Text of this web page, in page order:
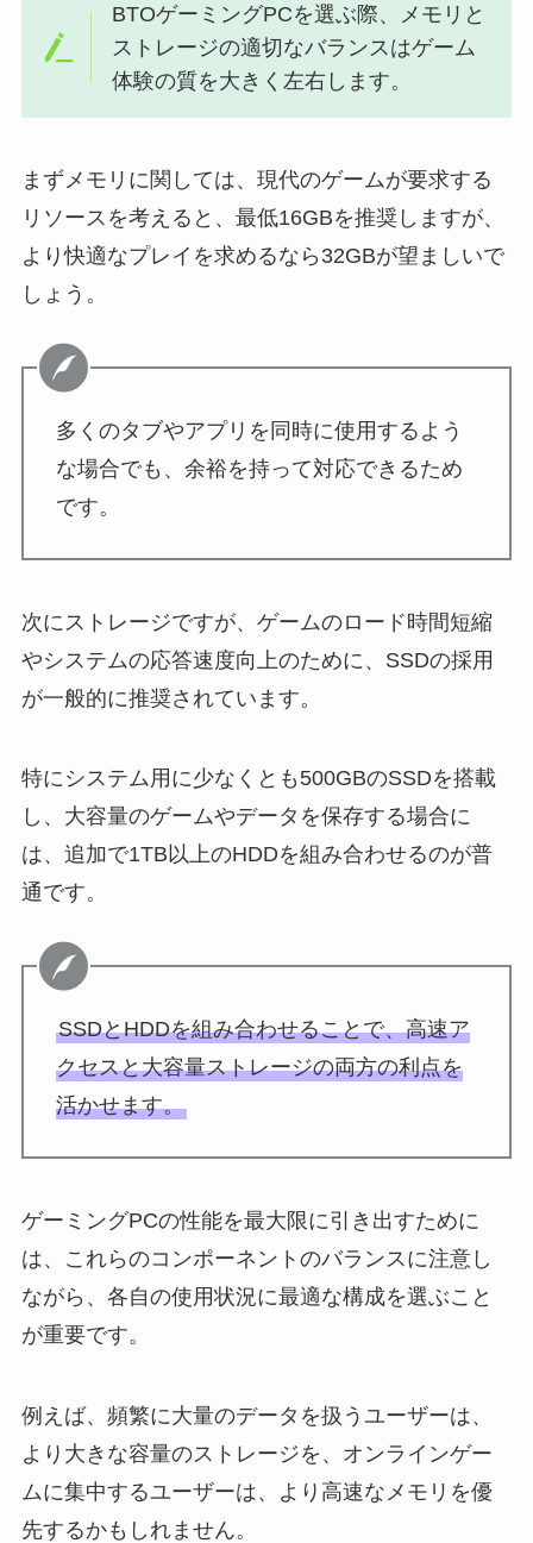
BTOゲーミングPCを選ぶ際、メモリと
ストレージの適切なバランスはゲーム
体験の質を大きく左右します。
まずメモリに関しては、現代のゲームが要求する
リソースを考えると、最低16GBを推奨しますが、
より快適なプレイを求めるなら32GBが望ましいで
しょう。
多くのタブやアプリを同時に使用するよう
な場合でも、余裕を持って対応できるため
です。
次にストレージですが、ゲームのロード時間短縮
やシステムの応答速度向上のために、SSDの採用
が一般的に推奨されています。
特にシステム用に少なくとも500GBのSSDを搭載
し、大容量のゲームやデータを保存する場合に
は、追加で1TB以上のHDDを組み合わせるのが普
通です。
SSDとHDDを組み合わせることで、高速ア
クセスと大容量ストレージの両方の利点を
活かせます。
ゲーミングPCの性能を最大限に引き出すために
は、これらのコンポーネントのバランスに注意し
ながら、各自の使用状況に最適な構成を選ぶこと
が重要です。
例えば、頻繁に大量のデータを扱うユーザーは、
より大きな容量のストレージを、オンラインゲー
ムに集中するユーザーは、より高速なメモリを優
先するかもしれません。